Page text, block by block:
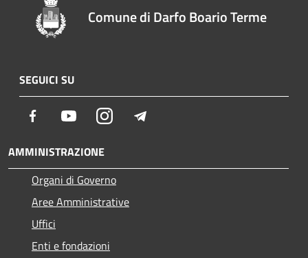
Comune di Darfo Boario Terme
SEGUICI SU
Facebook YoutubeInstagram
AMMINISTRAZIONE
Organi di Governo
Aree Amministrative
Uffici
Enti e fondazioni